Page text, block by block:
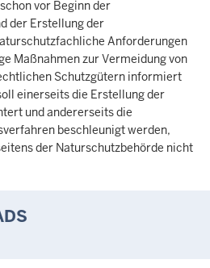
vor Beginn der
der Erstellung der
Anforderungen
Maßnahmen zur Vermeidung von
Schutzgütern informiert
einerseits die Erstellung der
und andererseits die
beschleunigt werden,
der Naturschutzbehörde nicht